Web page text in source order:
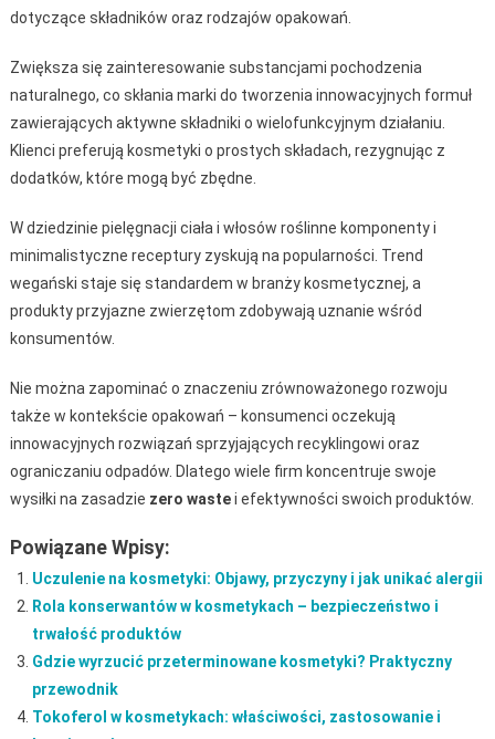
dotyczące składników oraz rodzajów opakowań.
Zwiększa się zainteresowanie substancjami pochodzenia
naturalnego, co skłania marki do tworzenia innowacyjnych formuł
zawierających aktywne składniki o wielofunkcyjnym działaniu.
Klienci preferują kosmetyki o prostych składach, rezygnując z
dodatków, które mogą być zbędne.
W dziedzinie pielęgnacji ciała i włosów roślinne komponenty i
minimalistyczne receptury zyskują na popularności. Trend
wegański staje się standardem w branży kosmetycznej, a
produkty przyjazne zwierzętom zdobywają uznanie wśród
konsumentów.
Nie można zapominać o znaczeniu zrównoważonego rozwoju
także w kontekście opakowań – konsumenci oczekują
innowacyjnych rozwiązań sprzyjających recyklingowi oraz
ograniczaniu odpadów. Dlatego wiele firm koncentruje swoje
wysiłki na zasadzie zero wastei efektywności swoich produktów.
Powiązane Wpisy:
Uczulenie na kosmetyki: Objawy, przyczyny i jak unikać alergii
Rola konserwantów w kosmetykach – bezpieczeństwo i
trwałość produktów
Gdzie wyrzucić przeterminowane kosmetyki? Praktyczny
przewodnik
Tokoferol w kosmetykach: właściwości, zastosowanie i